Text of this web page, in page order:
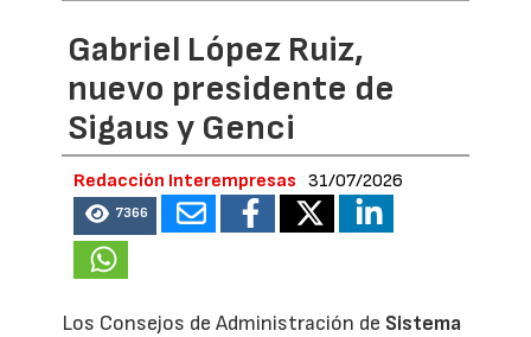
Gabriel López Ruiz,
nuevo presidente de
Sigaus y Genci
Redacción Interempresas 31/07/2026
7366
Los Consejos de Administración de Sistema